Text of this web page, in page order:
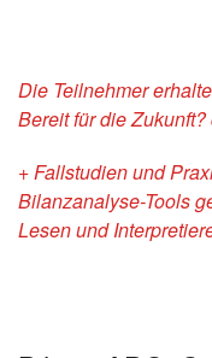
Die Teilnehmer
Bereit für die
+ Fallstudien und
Bilanzanalyse-Tools
Lesen und